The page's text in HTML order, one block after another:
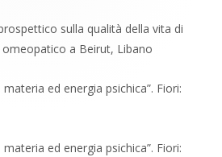
sulla qualità della vita di
a Beirut, Libano
materia ed energia psichica”. Fiori:
materia ed energia psichica”. Fiori: